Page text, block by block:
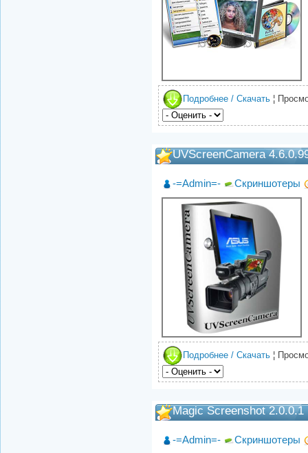
Подробнее / Скачать ¦
UVScreenCamera
-=Admin=- Скриншотеры
Подробнее / Скачать ¦
Magic Screenshot 2.0.0.1
-=Admin=- Скриншотеры